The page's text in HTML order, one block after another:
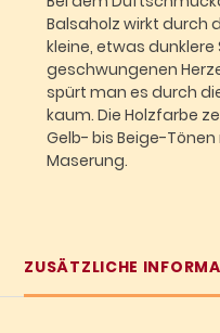
Balsaholz wirkt durch
kleine, etwas
geschwungenen
spürt man es durch
kaum. Die Holzfarbe
Gelb- bis Beige-
Maserung.
ZUSÄTZLICHE